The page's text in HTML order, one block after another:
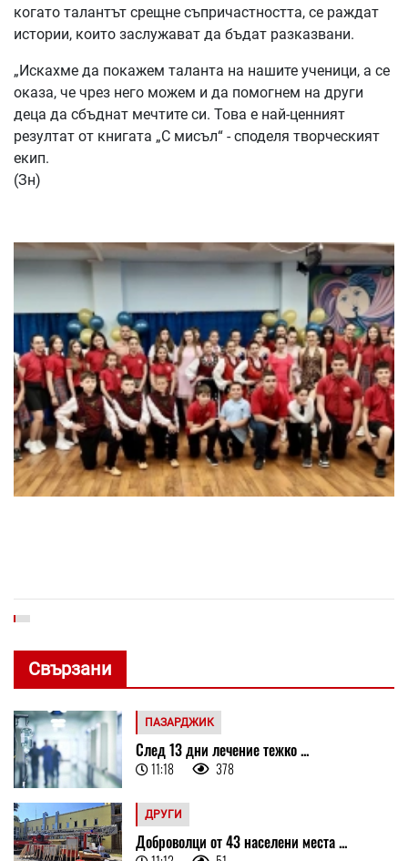
когато талантът срещне съпричастността, се раждат
истории, които заслужават да бъдат разказвани.
„Искахме да покажем таланта на нашите ученици, а се
оказа, че чрез него можем и да помогнем на други
деца да сбъднат мечтите си. Това е най-ценният
резултат от книгата „С мисъл“ - споделя творческият
екип.
(Зн)
Свързани
ПАЗАРДЖИК
След 13 дни лечение тежко ...
11:18 378
ДРУГИ
Доброволци от 43 населени места ...